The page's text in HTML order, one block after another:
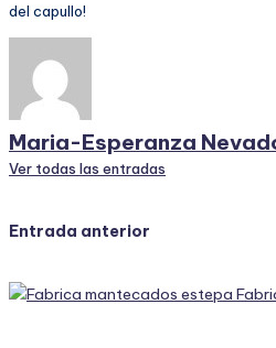
del capullo!
Maria-Esperanza
Ver todas las entradas
Navegación
de
Entrada anterior